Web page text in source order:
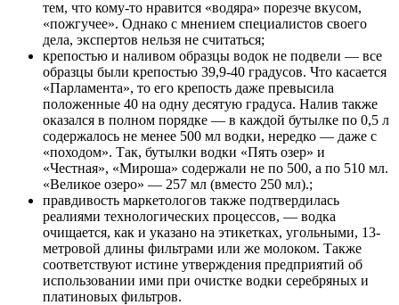
тем, что кому-то нравится «водяра» порезче вкусом,
«пожгучее». Однако с мнением специалистов своего
дела, экспертов нельзя не считаться;
крепостью и наливом образцы водок не подвели — все
образцы были крепостью 39,9-40 градусов. Что касается
«Парламента», то его крепость даже превысила
положенные 40 на одну десятую градуса. Налив также
оказался в полном порядке — в каждой бутылке по 0,5 л
содержалось не менее 500 мл водки, нередко — даже с
«походом». Так, бутылки водки «Пять озер» и
«Честная», «Мироша» содержали не по 500, а по 510 мл.
«Великое озеро» — 257 мл (вместо 250 мл).;
правдивость маркетологов также подтвердилась
реалиями технологических процессов, — водка
очищается, как и указано на этикетках, угольными, 13-
метровой длины фильтрами или же молоком. Также
соответствуют истине утверждения предприятий об
использовании ими при очистке водки серебряных и
платиновых фильтров.